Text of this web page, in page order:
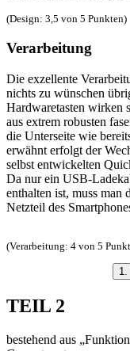
(Design: 3,5 von 5 Punkten)
Verarbeitung
Die exzellente
nichts zu wünschen
Hardwaretasten wirken
aus extrem robusten
die Unterseite wie
erwähnt erfolgt der
selbst entwickelten
Da nur ein USB-
enthalten ist, muss man
Netzteil des
(Verarbeitung: 4 von 5
1.
TEIL 2
bestehend aus